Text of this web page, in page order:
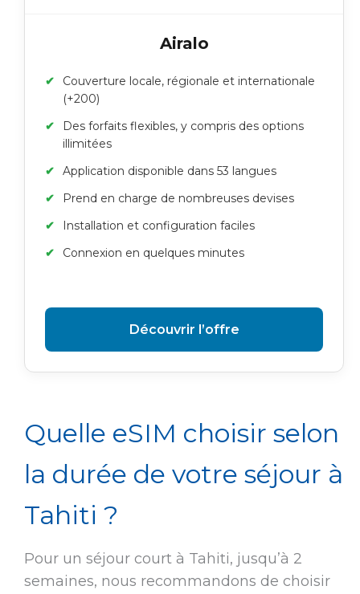
Airalo
Couverture locale, régionale et internationale
(+200)
Des forfaits flexibles, y compris des options
illimitées
Application disponible dans 53 langues
Prend en charge de nombreuses devises
Installation et configuration faciles
Connexion en quelques minutes
Découvrir l’offre
Quelle eSIM choisir selon
la durée de votre séjour à
Tahiti ?
Pour un séjour court à Tahiti, jusqu’à 2
semaines, nous recommandons de choisir